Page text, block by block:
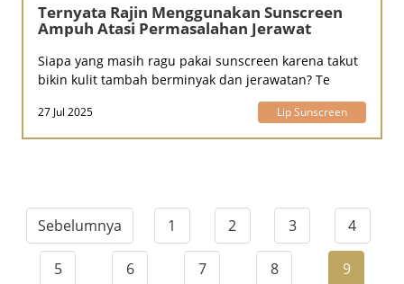
Ternyata Rajin Menggunakan Sunscreen
Ampuh Atasi Permasalahan Jerawat
Siapa yang masih ragu pakai sunscreen karena takut
bikin kulit tambah berminyak dan jerawatan? Te
27 Jul 2025 Lip Sunscreen
Sebelumnya 1 2 3 4
5 6 7 8 9